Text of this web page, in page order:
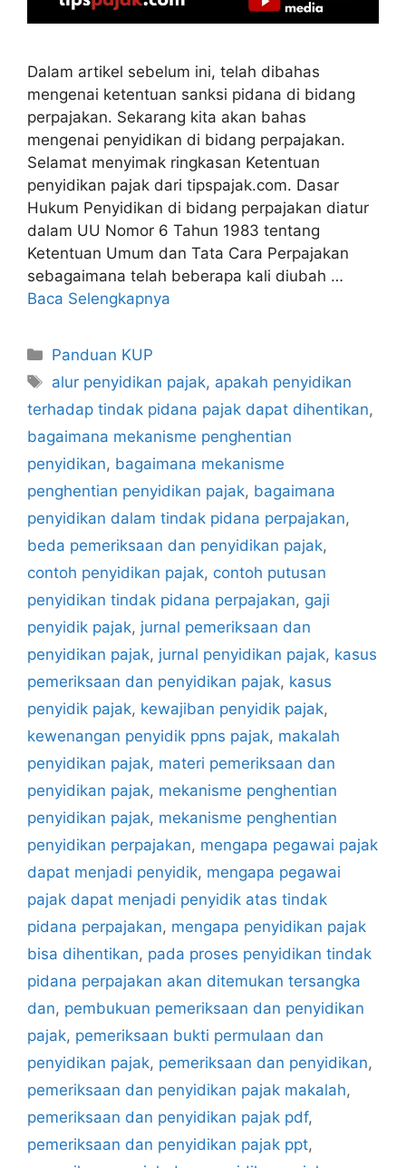
Dalam artikel sebelum ini, telah dibahas
mengenai ketentuan sanksi pidana di bidang
perpajakan. Sekarang kita akan bahas
mengenai penyidikan di bidang perpajakan.
Selamat menyimak ringkasan Ketentuan
penyidikan pajak dari tipspajak.com. Dasar
Hukum Penyidikan di bidang perpajakan diatur
dalam UU Nomor 6 Tahun 1983 tentang
Ketentuan Umum dan Tata Cara Perpajakan
sebagaimana telah beberapa kali diubah …
Baca Selengkapnya
Kategori
Panduan KUP
Tag
alur penyidikan pajak, apakah penyidikan
terhadap tindak pidana pajak dapat dihentikan,
bagaimana mekanisme penghentian
penyidikan, bagaimana mekanisme
penghentian penyidikan pajak, bagaimana
penyidikan dalam tindak pidana perpajakan,
beda pemeriksaan dan penyidikan pajak,
contoh penyidikan pajak, contoh putusan
penyidikan tindak pidana perpajakan, gaji
penyidik pajak, jurnal pemeriksaan dan
penyidikan pajak, jurnal penyidikan pajak, kasus
pemeriksaan dan penyidikan pajak, kasus
penyidik pajak, kewajiban penyidik pajak,
kewenangan penyidik ppns pajak, makalah
penyidikan pajak, materi pemeriksaan dan
penyidikan pajak, mekanisme penghentian
penyidikan pajak, mekanisme penghentian
penyidikan perpajakan, mengapa pegawai pajak
dapat menjadi penyidik, mengapa pegawai
pajak dapat menjadi penyidik atas tindak
pidana perpajakan, mengapa penyidikan pajak
bisa dihentikan, pada proses penyidikan tindak
pidana perpajakan akan ditemukan tersangka
dan, pembukuan pemeriksaan dan penyidikan
pajak, pemeriksaan bukti permulaan dan
penyidikan pajak, pemeriksaan dan penyidikan,
pemeriksaan dan penyidikan pajak makalah,
pemeriksaan dan penyidikan pajak pdf,
pemeriksaan dan penyidikan pajak ppt,